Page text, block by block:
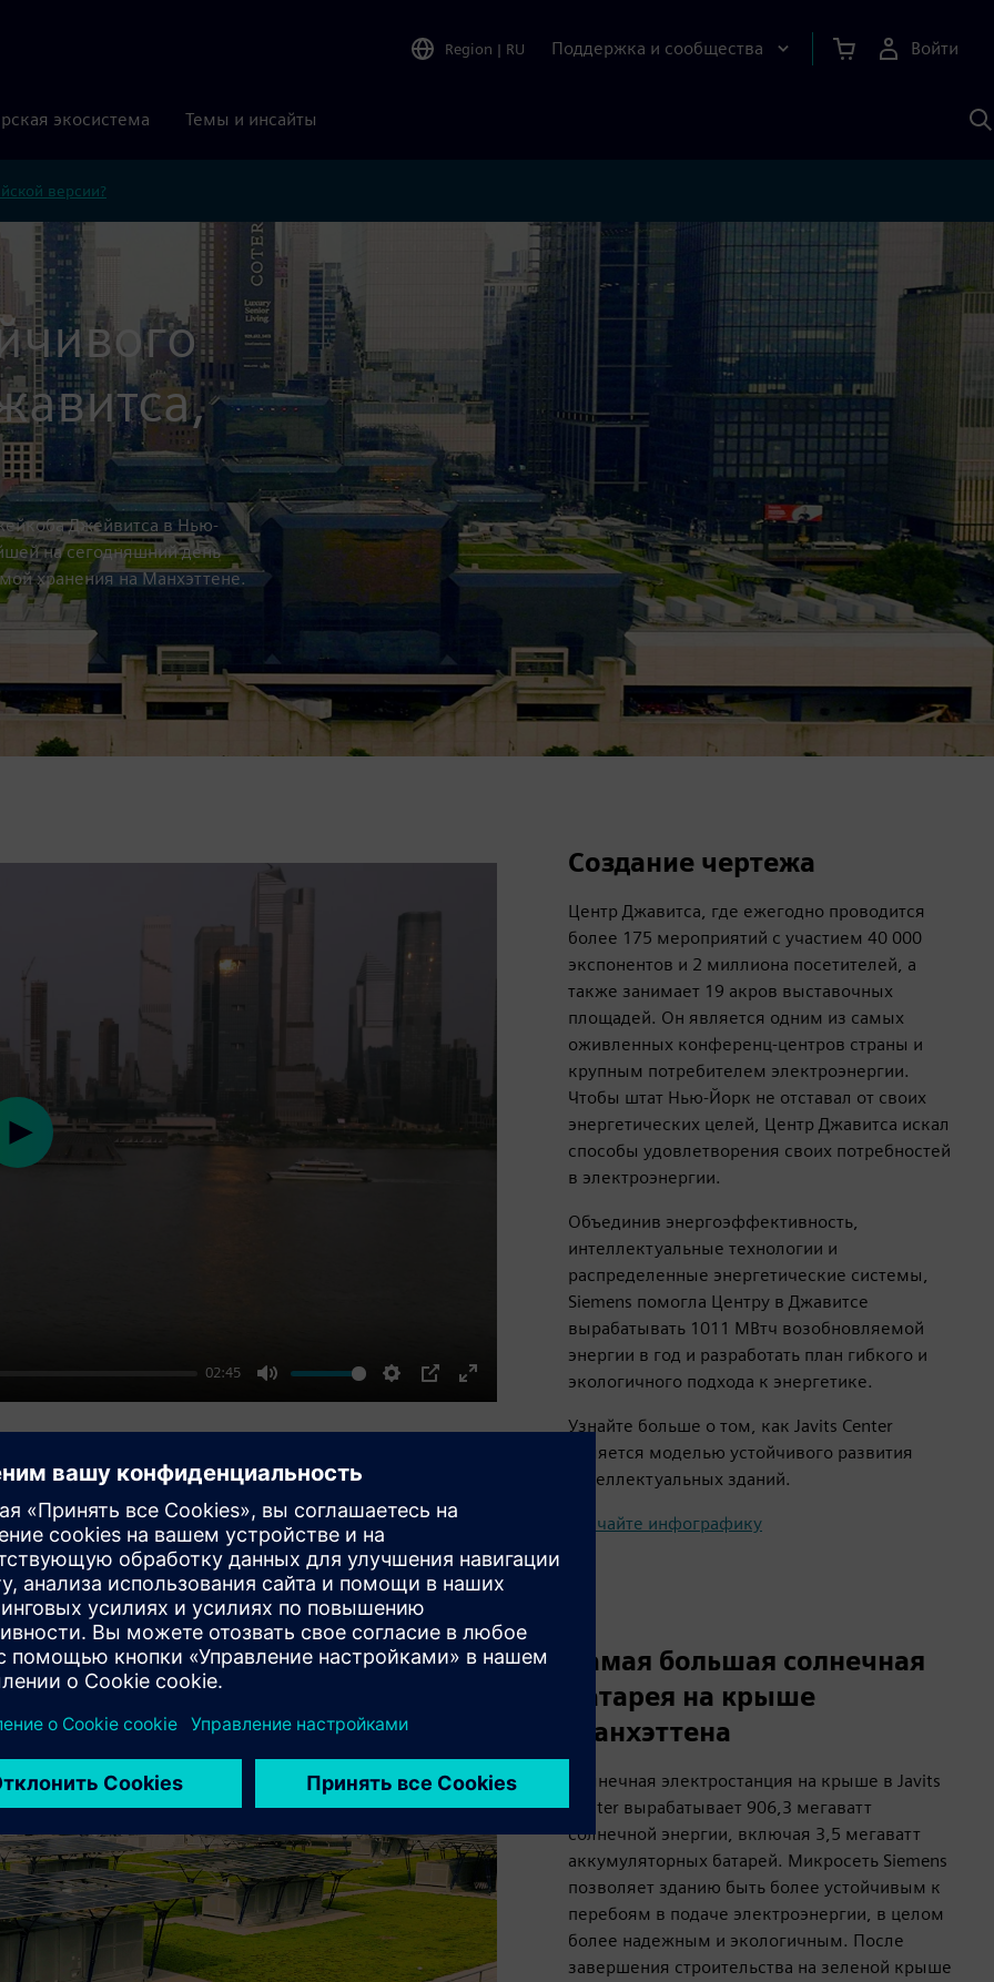
Region | RU Поддержка и сообщества Войти
экосистема Темы и инсайты
версии?
Джейвитса в Нью-
на сегодняшний день
хранения на Манхэттене.
02:45
Mute Settings
PIP
Enter
fullscreen
Play
Создание чертежа
Центр Джавитса, где ежегодно проводится
более 175 мероприятий с участием 40 000
экспонентов и 2 миллиона посетителей, а
также занимает 19 акров выставочных
площадей. Он является одним из самых
оживленных конференц-центров страны и
крупным потребителем электроэнергии.
Чтобы штат Нью-Йорк не отставал от своих
энергетических целей, Центр Джавитса искал
способы удовлетворения своих потребностей
в электроэнергии.
Объединив энергоэффективность,
интеллектуальные технологии и
распределенные энергетические системы,
Siemens помогла Центру в Джавитсе
вырабатывать 1011 МВтч возобновляемой
энергии в год и разработать план гибкого и
экологичного подхода к энергетике.
Узнайте больше о том, как Javits Center
является моделью устойчивого развития
интеллектуальных зданий.
Скачайте инфографику
Самая большая солнечная
батарея на крыше
Манхэттена
Солнечная электростанция на крыше в Javits
Center вырабатывает 906,3 мегаватт
солнечной энергии, включая 3,5 мегаватт
аккумуляторных батарей. Микросеть Siemens
позволяет зданию быть более устойчивым к
перебоям в подаче электроэнергии, в целом
более надежным и экологичным. После
завершения строительства на зеленой крыше